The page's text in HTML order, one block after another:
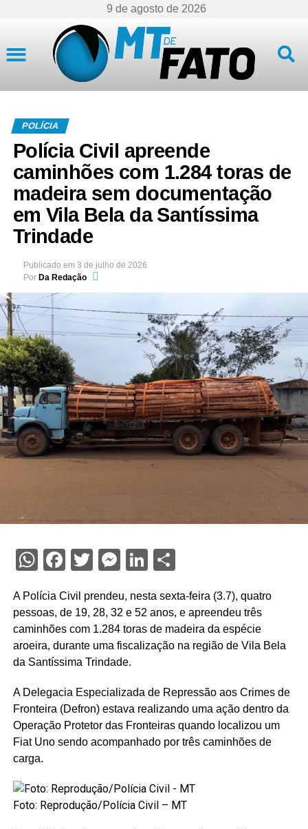
9 de agosto de 2026
POLÍCIA
Polícia Civil apreende
caminhões com 1.284 toras de
madeira sem documentação
em Vila Bela da Santíssima
Trindade
Publicado em 3 de julho de 2026
Por Da Redação
WhatsApp
Facebook
TwitterMessenger
LinkedIn
A Polícia Civil prendeu, nesta sexta-feira (3.7), quatro
pessoas, de 19, 28, 32 e 52 anos, e apreendeu três
caminhões com 1.284 toras de madeira da espécie
aroeira, durante uma fiscalização na região de Vila Bela
da Santíssima Trindade.
A Delegacia Especializada de Repressão aos Crimes de
Fronteira (Defron) estava realizando uma ação dentro da
Operação Protetor das Fronteiras quando localizou um
Fiat Uno sendo acompanhado por três caminhões de
carga.
Foto: Reprodução/Polícia Civil – MT